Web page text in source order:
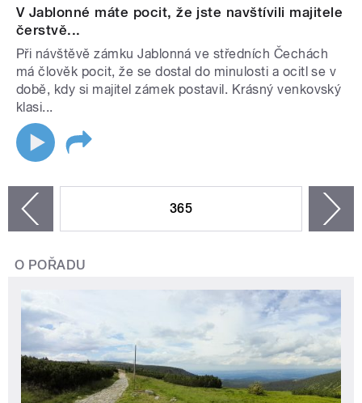
V Jablonné máte pocit, že jste navštívili majitele
čerstvě...
Při návštěvě zámku Jablonná ve středních Čechách
má člověk pocit, že se dostal do minulosti a ocitl se v
době, kdy si majitel zámek postavil. Krásný venkovský
klasi...
365
O POŘADU